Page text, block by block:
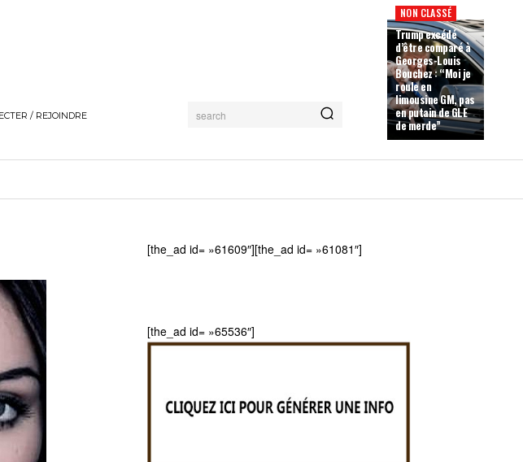
/ REJOINDRE search
NON CLASSÉ
Trump excédé
d’être comparé à
Georges-Louis
Bouchez : “Moi je
roule en
limousine GM, pas
en putain de GLE
de merde”
[the_ad id= »61609″][the_ad id= »61081″]
[the_ad id= »65536″]